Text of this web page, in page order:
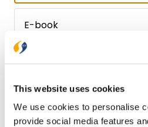
This website uses cookies
We use cookies to personalise
provide social media features
E-book
€ 11,99
Bezorging binnen 1–2
Gratis verzending vanaf €
Gratis retourneren